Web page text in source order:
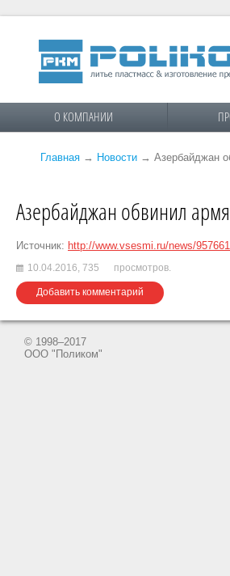
О КОМПАНИИ
Главная → Новости → Азербайджан
Азербайджан обвинил
Источник: http://www.vsesmi.ru/news/
10.04.2016, 735 просмотров.
Добавить комментарий
© 1998–2017
ООО "Поликом"